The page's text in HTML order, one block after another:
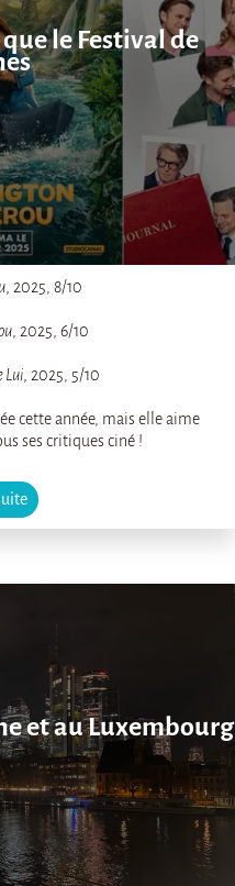
le Festival de
, 2025, 8/10
, 2025, 6/10
Lui, 2025, 5/10
cette année, mais elle aime
ses critiques ciné !
et au Luxembourg